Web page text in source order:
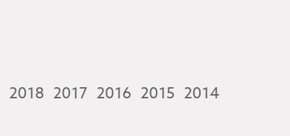
2018 2017 2016 2015 2014